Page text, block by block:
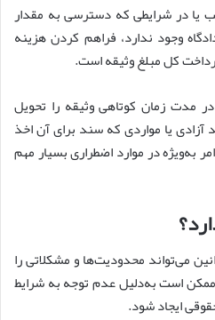
یا در شرایطی که دسترسی به مقدار
وجود ندارد، فراهم کردن هزینه
کل مبلغ وثیقه است.
در مدت زمان کوتاهی وثیقه را تحویل
یا مواردی که سند برای آن اخذ
به‌ویژه در موارد اضطراری بسیار مهم
می‌تواند محدودیت‌ها و مشکلاتی را
یا ممکن است به‌دلیل عدم توجه به شرایط
ایجاد شود.